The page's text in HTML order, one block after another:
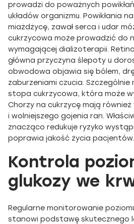
prowadzi do poważnych
układów organizmu. Powikłania
miażdżycę, zawał serca i udar
cukrzycowa może prowadzić do
wymagającej dializoterapii.
główna przyczyna ślepoty u
obwodowa objawia się bólem,
zaburzeniami czucia.
stopa cukrzycowa, która może
Chorzy na cukrzycę mają
i wolniejszego gojenia ran.
znacząco redukuje ryzyko
poprawia jakość życia pacjentów.
Kontrola
glukozy we
Regularne monitorowanie
stanowi podstawę skutecznego